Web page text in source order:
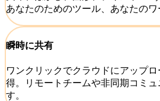
あなたのためのツール、あなたのワ
瞬時に共有
ワンクリックでクラウドにアップ
得。リモートチームや非同期コミ
す。